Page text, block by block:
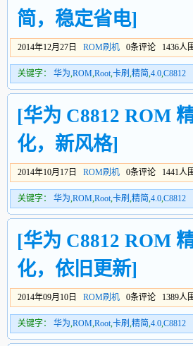
简，稳定省电]
2014年12月27日 ROM刷机 0条评论 1436人
关键字： 华为,ROM,Root,卡刷 ,精简,4.0,C8812
[华为 C8812 ROM
化，新风格]
2014年10月17日 ROM刷机 0条评论 1441人
关键字： 华为,ROM,Root,卡刷 ,精简,4.0,C8812
[华为 C8812 ROM
化，依旧更新]
2014年09月10日 ROM刷机 0条评论 1389人
关键字： 华为,ROM,Root,卡刷 ,精简,4.0,C8812